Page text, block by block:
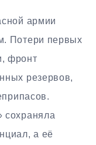
армии
Потери первых
фронт
резервов,
сохраняла
а её